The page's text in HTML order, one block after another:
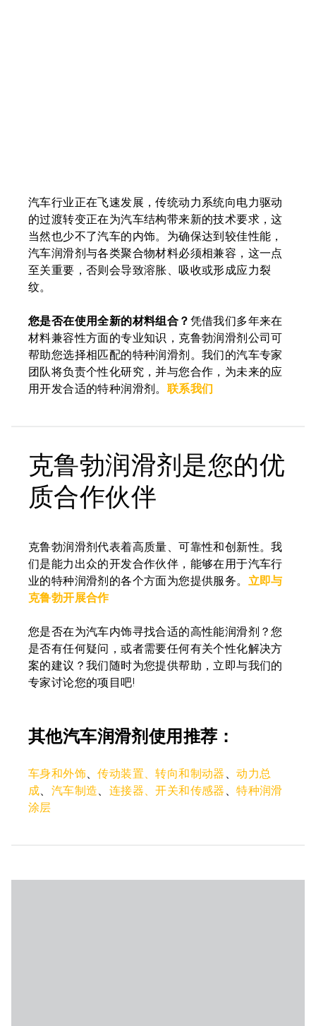
汽车行业正在飞速发展，传统动力系统向电力驱动
的过渡转变正在为汽车结构带来新的技术要求，这
当然也少不了汽车的内饰。为确保达到较佳性能，
汽车润滑剂与各类聚合物材料必须相兼容，这一点
至关重要，否则会导致溶胀、吸收或形成应力裂
纹。
您是否在使用全新的材料组合？ 凭借我们多年来在
材料兼容性方面的专业知识，克鲁勃润滑剂公司可
帮助您选择相匹配的特种润滑剂。我们的汽车专家
团队将负责个性化研究，并与您合作，为未来的应
用开发合适的特种润滑剂。 联系我们
克鲁勃润滑剂是您的优
质合作伙伴
克鲁勃润滑剂代表着高质量、可靠性和创新性。我
们是能力出众的开发合作伙伴，能够在用于汽车行
业的特种润滑剂的各个方面为您提供服务。 立即与
克鲁勃开展合作
您是否在为汽车内饰寻找合适的高性能润滑剂？您
是否有任何疑问，或者需要任何有关个性化解决方
案的建议？我们随时为您提供帮助，立即与我们的
专家讨论您的项目吧!
其他汽车润滑剂使用推荐：
车身和外饰、传动装置、转向和制动器 、动力总
成、 汽车制造、 连接器、开关和传感器 、特种润滑
涂层